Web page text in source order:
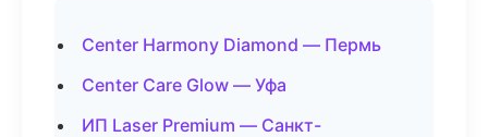
Center Harmony Diamond — Пермь
Center Care Glow — Уфа
ИП Laser Premium — Санкт-